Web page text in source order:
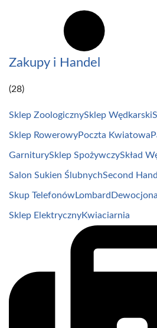
Zakupy i Handel
(28)
Sklep ZoologicznySklep Wędkarski
Sklep RowerowyPoczta Kwiatowa
GarniturySklep SpożywczySkład
Salon Sukien ŚlubnychSecond Hand
Skup TelefonówLombard
Sklep ElektrycznyKwiaciarnia